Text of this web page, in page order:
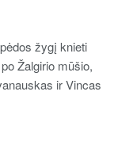
žygį knieti
Žalgirio mūšio,
ir Vincas